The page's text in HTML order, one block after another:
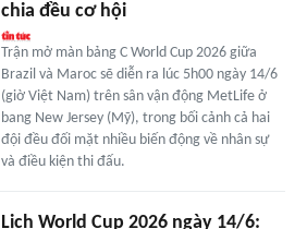
chia đều cơ hội
Trận mở màn bảng C World Cup 2026 giữa
Brazil và Maroc sẽ diễn ra lúc 5h00 ngày 14/6
(giờ Việt Nam) trên sân vận động MetLife ở
bang New Jersey (Mỹ), trong bối cảnh cả hai
đội đều đối mặt nhiều biến động về nhân sự
và điều kiện thi đấu.
Lịch World Cup 2026 ngày 14/6: